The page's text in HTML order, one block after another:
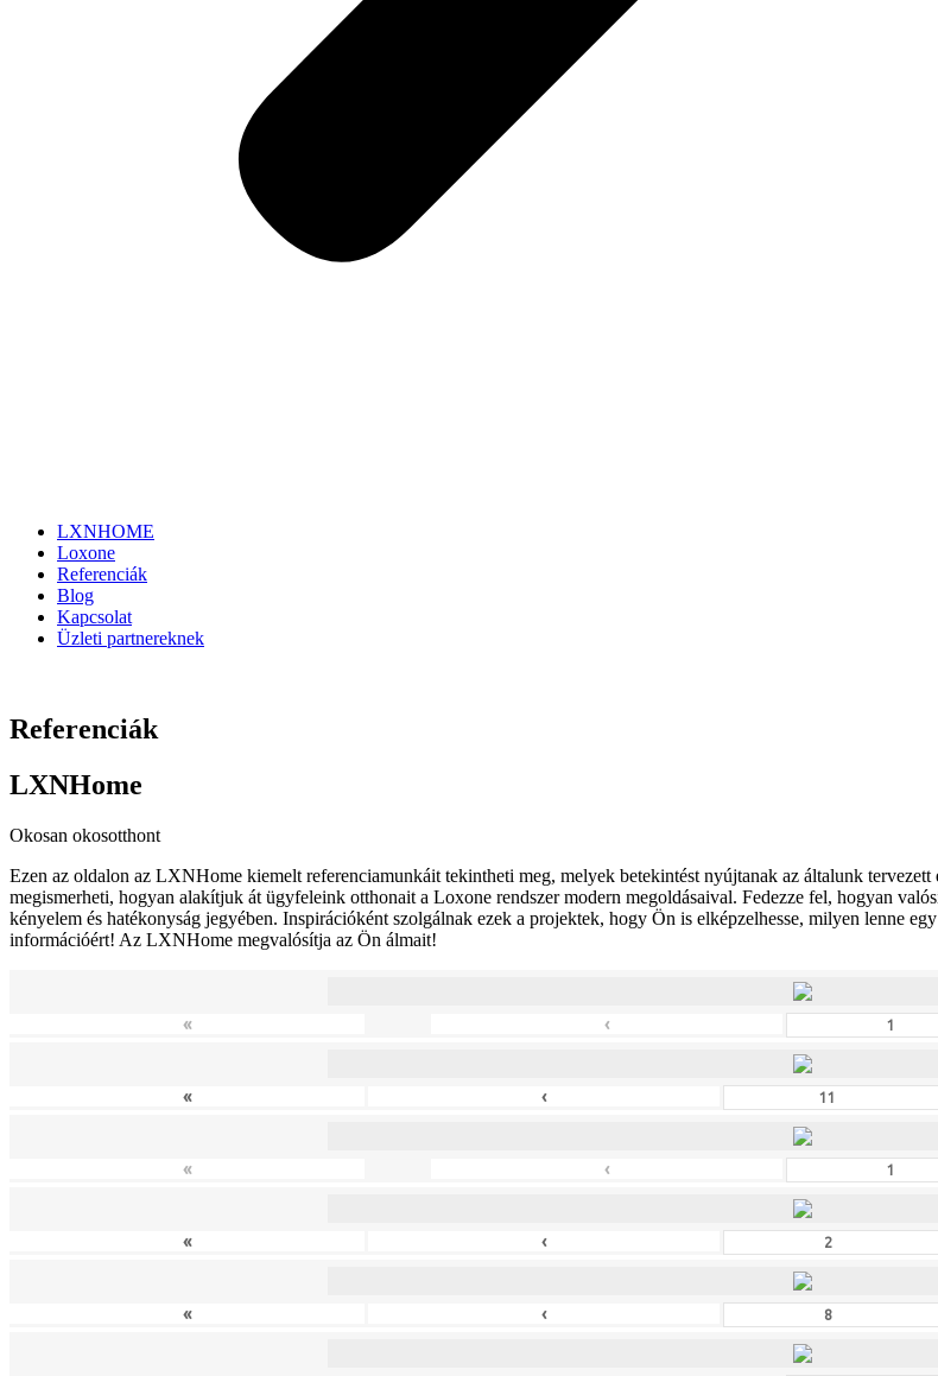
LXNHOME
Loxone
Referenciák
Blog
Kapcsolat
Üzleti partnereknek
Referenciák
LXNHome
Okosan okosotthont
Ezen az oldalon az LXNHome kiemelt referenciamunkáit tekintheti meg, melyek betekintést nyújtanak az általunk
megismerheti, hogyan alakítjuk át ügyfeleink otthonait a Loxone rendszer modern megoldásaival. Fedezze fel, hogyan
kényelem és hatékonyság jegyében. Inspirációként szolgálnak ezek a projektek, hogy Ön is elképzelhesse, milyen lenne
információért! Az LXNHome megvalósítja az Ön álmait!
« ‹
« ‹
« ‹
« ‹
« ‹